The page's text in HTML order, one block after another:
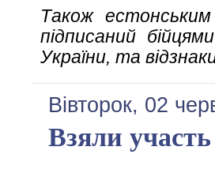
Також
підписаний
України, та
Вівторок, 02
Взяли